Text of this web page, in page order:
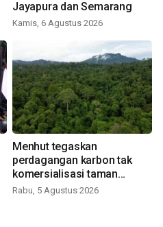
Jayapura dan Semarang
Kamis, 6 Agustus 2026
Menhut tegaskan
perdagangan karbon tak
komersialisasi taman
nasional
Rabu, 5 Agustus 2026